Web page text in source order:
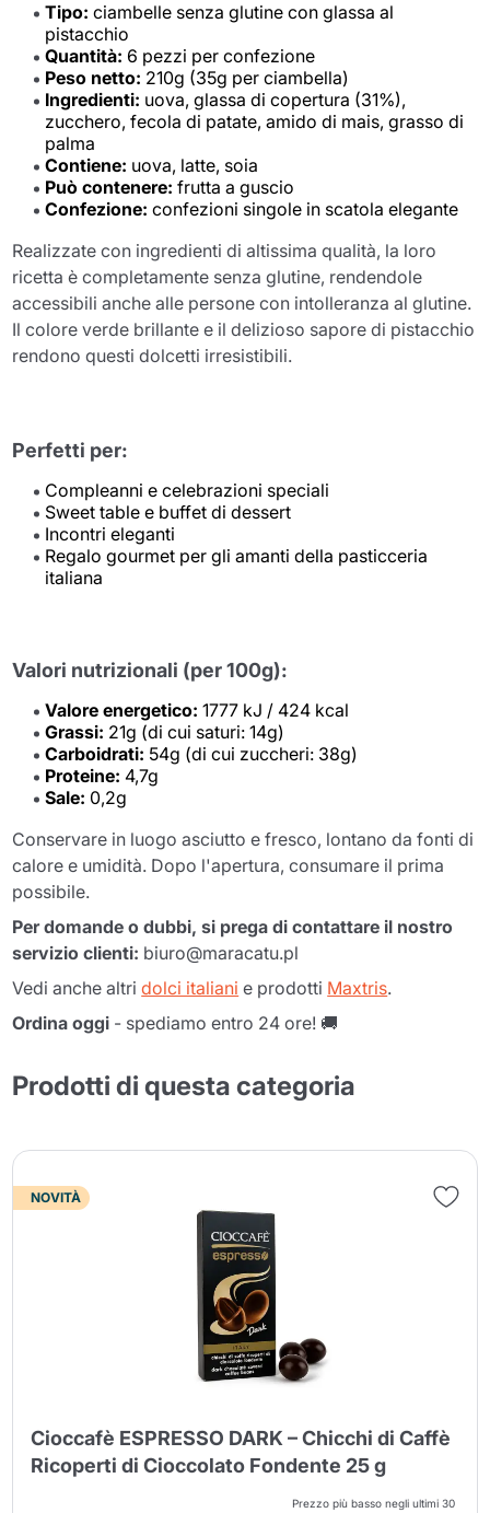
Tipo: ciambelle senza glutine con glassa al
pistacchio
Quantità: 6 pezzi per confezione
Peso netto: 210g (35g per ciambella)
Ingredienti: uova, glassa di copertura (31%),
zucchero, fecola di patate, amido di mais, grasso di
palma
Contiene: uova, latte, soia
Può contenere: frutta a guscio
Confezione: confezioni singole in scatola elegante
Realizzate con ingredienti di altissima qualità, la loro
ricetta è completamente senza glutine, rendendole
accessibili anche alle persone con intolleranza al glutine.
Il colore verde brillante e il delizioso sapore di pistacchio
rendono questi dolcetti irresistibili.
Perfetti per:
Compleanni e celebrazioni speciali
Sweet table e buffet di dessert
Incontri eleganti
Regalo gourmet per gli amanti della pasticceria
italiana
Valori nutrizionali (per 100g):
Valore energetico: 1777 kJ / 424 kcal
Grassi: 21g (di cui saturi: 14g)
Carboidrati: 54g (di cui zuccheri: 38g)
Proteine: 4,7g
Sale: 0,2g
Conservare in luogo asciutto e fresco, lontano da fonti di
calore e umidità. Dopo l'apertura, consumare il prima
possibile.
Per domande o dubbi, si prega di contattare il nostro
servizio clienti: biuro@maracatu.pl
Vedi anche altridolci italiani e prodotti Maxtris.
Ordina oggi - spediamo entro 24 ore! 🚚
Prodotti di questa categoria
NOVITÀ
Cioccafè ESPRESSO DARK – Chicchi di Caffè
Ricoperti di Cioccolato Fondente 25 g
Prezzo più basso negli ultimi 30